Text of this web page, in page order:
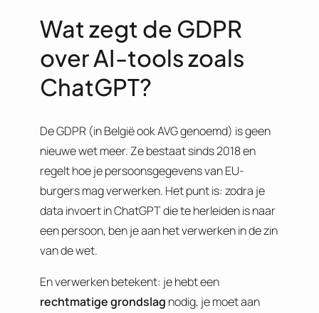
Wat zegt de GDPR
over AI-tools zoals
ChatGPT?
De GDPR (in België ook AVG genoemd) is geen
nieuwe wet meer. Ze bestaat sinds 2018 en
regelt hoe je persoonsgegevens van EU-
burgers mag verwerken. Het punt is: zodra je
data invoert in ChatGPT die te herleiden is naar
een persoon, ben je aan het verwerken in de zin
van de wet.
En verwerken betekent: je hebt een
rechtmatige grondslag nodig, je moet aan